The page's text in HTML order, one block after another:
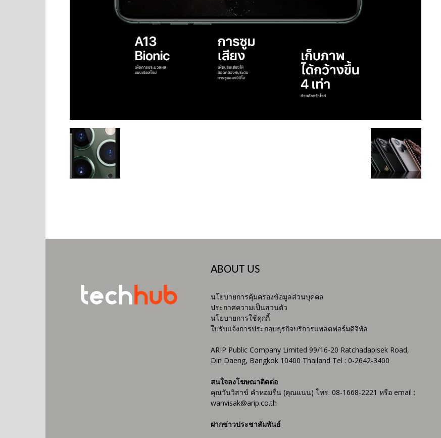
ABOUT US
นโยบายการคุ้มครองข้อมูลส่วนบุคคล
ประกาศความเป็นส่วนตัว
นโยบายการใช้คุกกี้
ใบรับแจ้งการประกอบธุรกิจบริการแพลตฟอร์มดิจิทัล
ARIP Public Company Limited 99/16-20 Ratchadapisek Road,
Din Daeng, Bangkok 10400 Thailand Tel : 0-2642-3400
สนใจลงโฆษณาติดต่อ
คุณวันวิสาข์ คำหอมรื่น (คุณแนน) โทร. 08-1668-2221 หรือ email :
wanvisak@arip.co.th
ฝากข่าวประชาสัมพันธ์